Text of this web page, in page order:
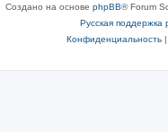
Создано на основе phpBB® Forum
Русская поддержка
Конфиденциальность|